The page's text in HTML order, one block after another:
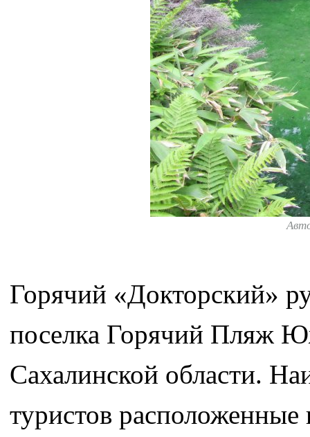
Горячий «Докторский»
поселка Горячий Пляж
Сахалинской области.
туристов